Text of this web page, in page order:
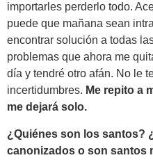
importarles perderlo todo.
puede que mañana sean
encontrar solución a todas
problemas que ahora me
día y tendré otro afán. No le
incertidumbres. Me repito a
me dejará solo.
¿Quiénes son los santos?
canonizados o son santos